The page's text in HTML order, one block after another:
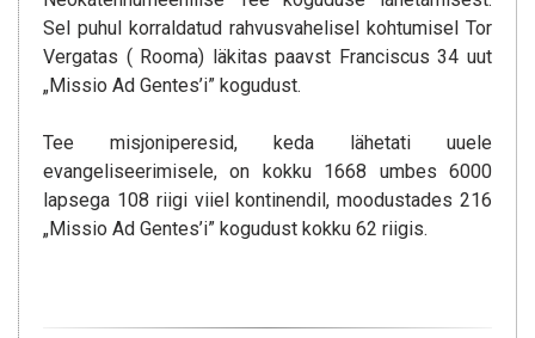
Sel puhul korraldatud rahvusvahelisel kohtumisel Tor
Vergatas ( Rooma) läkitas paavst Franciscus 34 uut
„Missio Ad Gentes’i” kogudust.
Tee misjoniperesid, keda lähetati uuele
evangeliseerimisele, on kokku 1668 umbes 6000
lapsega 108 riigi viiel kontinendil, moodustades 216
„Missio Ad Gentes’i” kogudust kokku 62 riigis.